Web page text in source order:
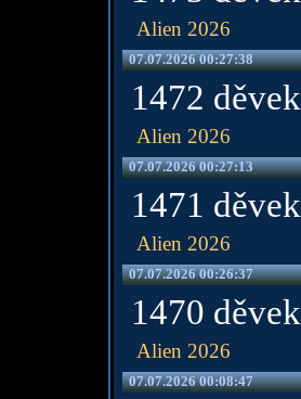
Alien 2026
07.07.2026 00:27:38
1472 děvek
Alien 2026
07.07.2026 00:27:13
1471 děvek
Alien 2026
07.07.2026 00:26:37
1470 děvek
Alien 2026
07.07.2026 00:08:47